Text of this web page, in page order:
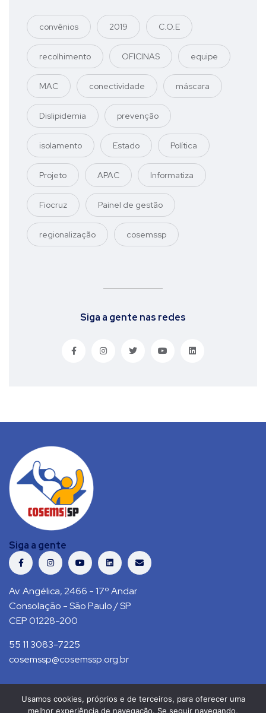
convênios 2019 C.O.E
recolhimento OFICINAS equipe
MAC conectividade máscara
Dislipidemia prevenção
isolamento Estado Política
Projeto APAC Informatiza
Fiocruz Painel de gestão
regionalização cosemssp
Siga a gente nas redes
Siga a gente
Av. Angélica, 2466 - 17º Andar
Consolação - São Paulo / SP
CEP 01228-200
55 11 3083-7225
cosemssp@cosemssp.org.br
Usamos cookies, próprios e de terceiros, para oferecer uma
melhor experiência de navegação. Se seguir navegando,